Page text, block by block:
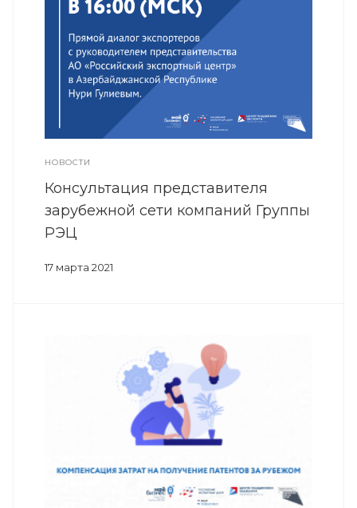
НОВОСТИ
Консультация представителя
зарубежной сети компаний Группы
РЭЦ
17 марта 2021